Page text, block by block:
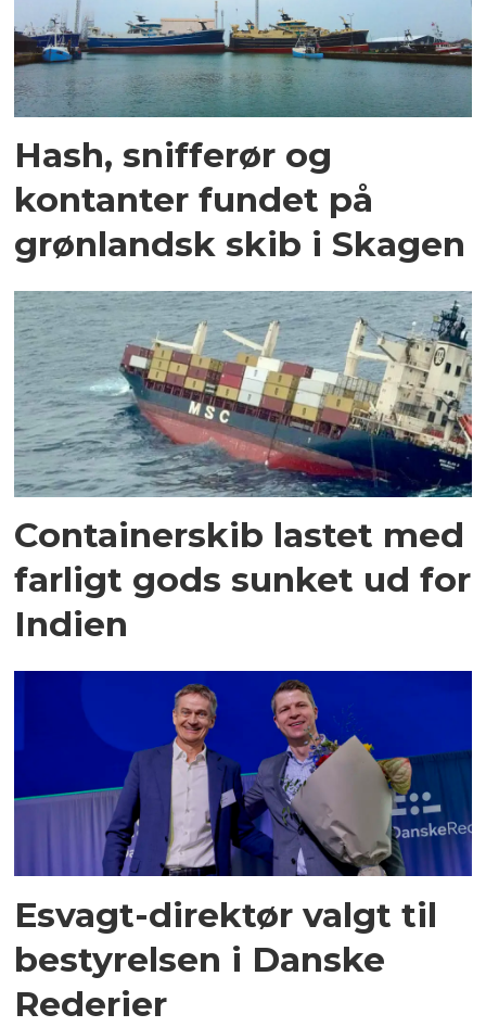
Hash, snifferør og
kontanter fundet på
grønlandsk skib i Skagen
Containerskib lastet med
farligt gods sunket ud for
Indien
Esvagt-direktør valgt til
bestyrelsen i Danske
Rederier